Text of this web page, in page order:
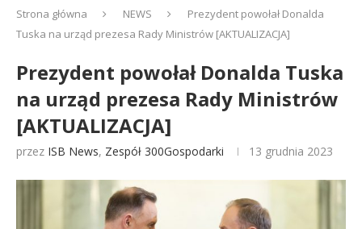
Strona główna NEWS
Prezydent powołał Donalda
Tuska na urząd prezesa Rady Ministrów [AKTUALIZACJA]
Prezydent powołał Donalda Tuska
na urząd prezesa Rady Ministrów
[AKTUALIZACJA]
przez ISB News, Zespół 300Gospodarki 13 grudnia 2023